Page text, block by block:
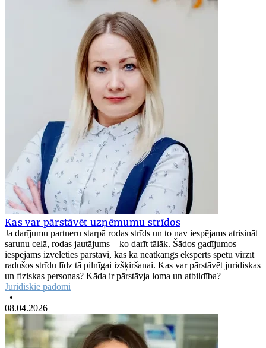
Kas var pārstāvēt uzņēmumu strīdos
Ja darījumu partneru starpā rodas strīds un to nav iespējams atrisināt
sarunu ceļā, rodas jautājums – ko darīt tālāk. Šādos gadījumos
iespējams izvēlēties pārstāvi, kas kā neatkarīgs eksperts spētu virzīt
radušos strīdu līdz tā pilnīgai izšķiršanai. Kas var pārstāvēt juridiskas
un fiziskas personas? Kāda ir pārstāvja loma un atbildība?
Juridiskie padomi
•
08.04.2026